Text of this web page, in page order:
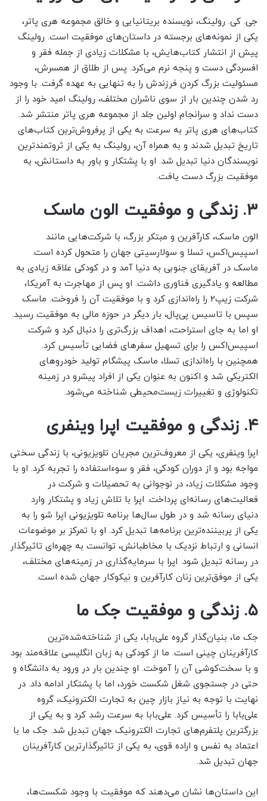
جی. کی. رولینگ، نویسنده بریتانیایی و خالق مجموعه هری پاتر،
یکی از نمونه‌های برجسته در داستان‌های موفقیت است. رولینگ
پیش از انتشار کتاب‌هایش، با مشکلات زیادی از جمله فقر و
افسردگی دست و پنجه نرم می‌کرد. پس از طلاق از همسرش،
مسئولیت بزرگ کردن فرزندش را به تنهایی به عهده گرفت. با وجود
رد شدن چندین بار از سوی ناشران مختلف، رولینگ امید خود را از
دست نداد و سرانجام اولین جلد از مجموعه هری پاتر منتشر شد.
کتاب‌های هری پاتر به سرعت به یکی از پرفروش‌ترین کتاب‌های
تاریخ تبدیل شدند و به همراه آن، رولینگ به یکی از ثروتمندترین
نویسندگان دنیا تبدیل شد. او با پشتکار و باور به داستانش، به
موفقیت بزرگ دست یافت.
۳. زندگی و موفقیت الون ماسک
الون ماسک، کارآفرین و مبتکر بزرگ، با شرکت‌هایی مانند
اسپیس‌اکس، تسلا و سولارسیتی جهان را متحول کرده است.
ماسک در آفریقای جنوبی به دنیا آمد و در کودکی علاقه زیادی به
مطالعه و یادگیری فناوری داشت. او پس از مهاجرت به آمریکا،
شرکت زیپ2 را راه‌اندازی کرد و با موفقیت آن را فروخت. ماسک
سپس با تاسیس پی‌پال، بار دیگر در حوزه مالی به موفقیت رسید.
او اما به جای استراحت، اهداف بزرگ‌تری را دنبال کرد و شرکت
اسپیس‌اکس را برای تسهیل سفرهای فضایی تأسیس کرد.
همچنین با راه‌اندازی تسلا، ماسک پیشگام تولید خودروهای
الکتریکی شد و اکنون به عنوان یکی از افراد پیشرو در زمینه
تکنولوژی و تغییرات زیست‌محیطی شناخته می‌شود.
۴. زندگی و موفقیت اپرا وینفری
اپرا وینفری، یکی از معروف‌ترین مجریان تلویزیونی، با زندگی سختی
مواجه بود و از دوران کودکی، فقر و سوءاستفاده را تجربه کرد. او با
وجود مشکلات زیاد، در نوجوانی به تحصیلات و شرکت در
فعالیت‌های رسانه‌ای پرداخت. اپرا با تلاش زیاد و پشتکار وارد
دنیای رسانه شد و در طول سال‌ها برنامه تلویزیونی اپرا شو را به
یکی از پربیننده‌ترین برنامه‌ها تبدیل کرد. او با تمرکز بر موضوعات
انسانی و ارتباط نزدیک با مخاطبانش، توانست به چهره‌ای تاثیرگذار
در رسانه تبدیل شود. اپرا با سرمایه‌گذاری در زمینه‌های مختلف،
یکی از موفق‌ترین زنان کارآفرین و نیکوکار جهان شده است.
۵. زندگی و موفقیت جک ما
جک ما، بنیان‌گذار گروه علی‌بابا، یکی از شناخته‌شده‌ترین
کارآفرینان چینی است. ما از کودکی به زبان انگلیسی علاقه‌مند بود
و با سخت‌کوشی آن را آموخت. او چندین بار در ورود به دانشگاه و
حتی در جستجوی شغل شکست خورد، اما با پشتکار ادامه داد. در
نهایت با توجه به نیاز بازار چین به تجارت الکترونیک، گروه
علی‌بابا را تأسیس کرد. علی‌بابا به سرعت رشد کرد و به یکی از
بزرگترین پلتفرم‌های تجارت الکترونیک جهان تبدیل شد. جک ما با
اعتماد به نفس و اراده قوی، به یکی از تاثیرگذارترین کارآفرینان
جهان تبدیل شد.
این داستان‌ها نشان می‌دهند که موفقیت با وجود شکست‌ها،